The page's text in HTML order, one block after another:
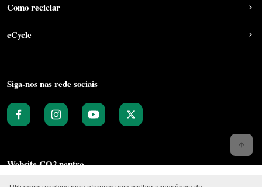
Como reciclar
eCycle
Siga-nos nas rede sociais
Website CO2 neutro